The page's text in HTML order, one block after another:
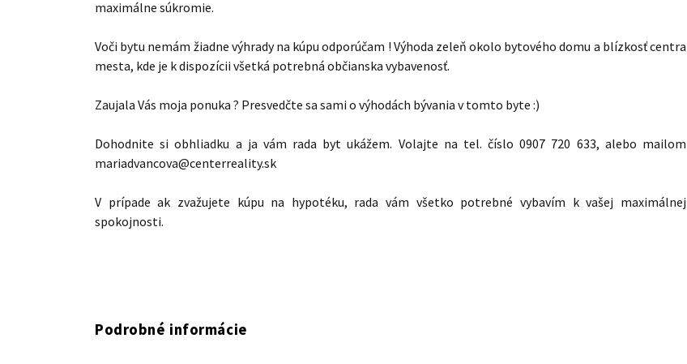
maximálne súkromie.
Voči bytu nemám žiadne výhrady na kúpu odporúčam ! Výhoda zeleň okolo bytového domu a blízkosť centra
mesta, kde je k dispozícii všetká potrebná občianska vybavenosť.
Zaujala Vás moja ponuka ? Presvedčte sa sami o výhodách bývania v tomto byte :)
Dohodnite si obhliadku a ja vám rada byt ukážem. Volajte na tel. číslo 0907 720 633, alebo mailom
mariadvancova@centerreality.sk
V prípade ak zvažujete kúpu na hypotéku, rada vám všetko potrebné vybavím k vašej maximálnej
spokojnosti.
Podrobné informácie